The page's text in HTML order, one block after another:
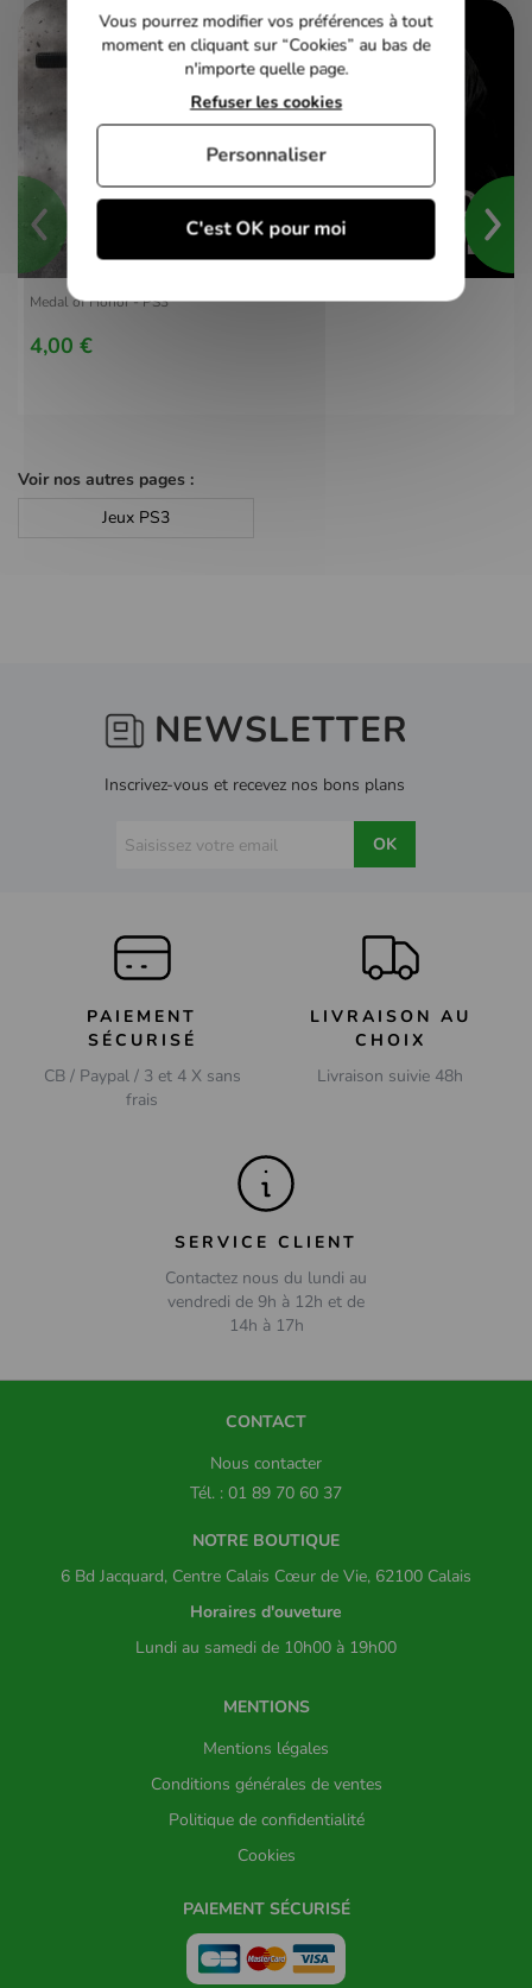
Medal of Honor - PS3
4,00 €
Voir nos autres pages :
Jeux PS3
NEWSLETTER
Inscrivez-vous et recevez nos bons plans
OK
PAIEMENT
SÉCURISÉ
CB / Paypal / 3 et 4 X sans
frais
LIVRAISON AU
CHOIX
Livraison suivie 48h
SERVICE CLIENT
Contactez nous du lundi au
vendredi de 9h à 12h et de
14h à 17h
CONTACT
Nous contacter
Tél. : 01 89 70 60 37
NOTRE BOUTIQUE
6 Bd Jacquard, Centre Calais Cœur de Vie, 62100 Calais
Horaires d'ouveture
Lundi au samedi de 10h00 à 19h00
MENTIONS
Mentions légales
Conditions générales de ventes
Politique de confidentialité
Cookies
PAIEMENT SÉCURISÉ
Vous pourrez modifier vos préférences à tout
moment en cliquant sur “Cookies” au bas de
n'importe quelle page.
C'est OK pour moi
Refuser les cookies
Personnaliser